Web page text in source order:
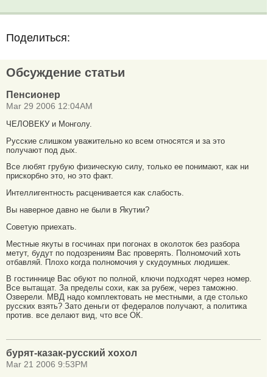
Поделиться:
Обсуждение статьи
Пенсионер
Mar 29 2006 12:04AM
ЧЕЛОВЕКУ и Монголу.
Русские слишком уважительно ко всем относятся и за это
получают под дых.
Все любят грубую физическую силу, только ее понимают, как ни
прискорбно это, но это факт.
Интеллигентность расценивается как слабость.
Вы наверное давно не были в Якутии?
Советую приехать.
Местные якуты в госчинах при погонах в околоток без разбора
метут, будут по подозрениям Вас проверять. Полномочий хоть
отбавляй. Плохо когда полномочия у скудоумных людишек.
В гостиннице Вас обуют по полной, ключи подходят через номер.
Все вытащат. За пределы сохи, как за рубеж, через таможню.
Озверели. МВД надо комплектовать не местными, а где столько
русских взять? Зато деньги от федералов получают, а политика
против. все делают вид, что все ОК.
бурят-казак-русский хохол
Mar 21 2006 9:53PM